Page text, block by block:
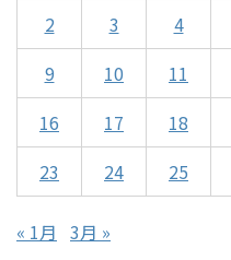
2
3 4
9
10 11
16
17 18
23
24 25
« 1月 3月 »